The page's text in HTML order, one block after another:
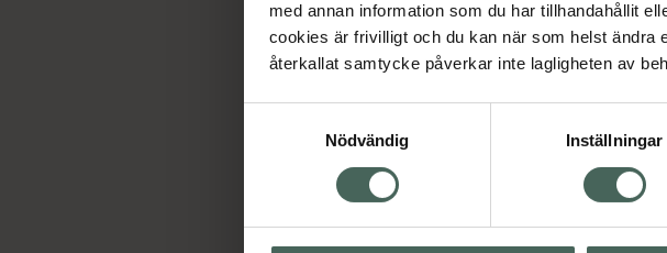
med annan information som du har tillhandahållit
cookies är frivilligt och du kan när som helst
återkallat samtycke påverkar inte lagligheten av
Nödvändig
Inställningar
Avsluta din
for Scalp på torr